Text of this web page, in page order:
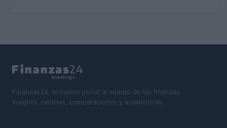
Finanzas24, el nuevo portal al mundo de las finanzas.
Insights, noticias, comparaciones y estadísticas.